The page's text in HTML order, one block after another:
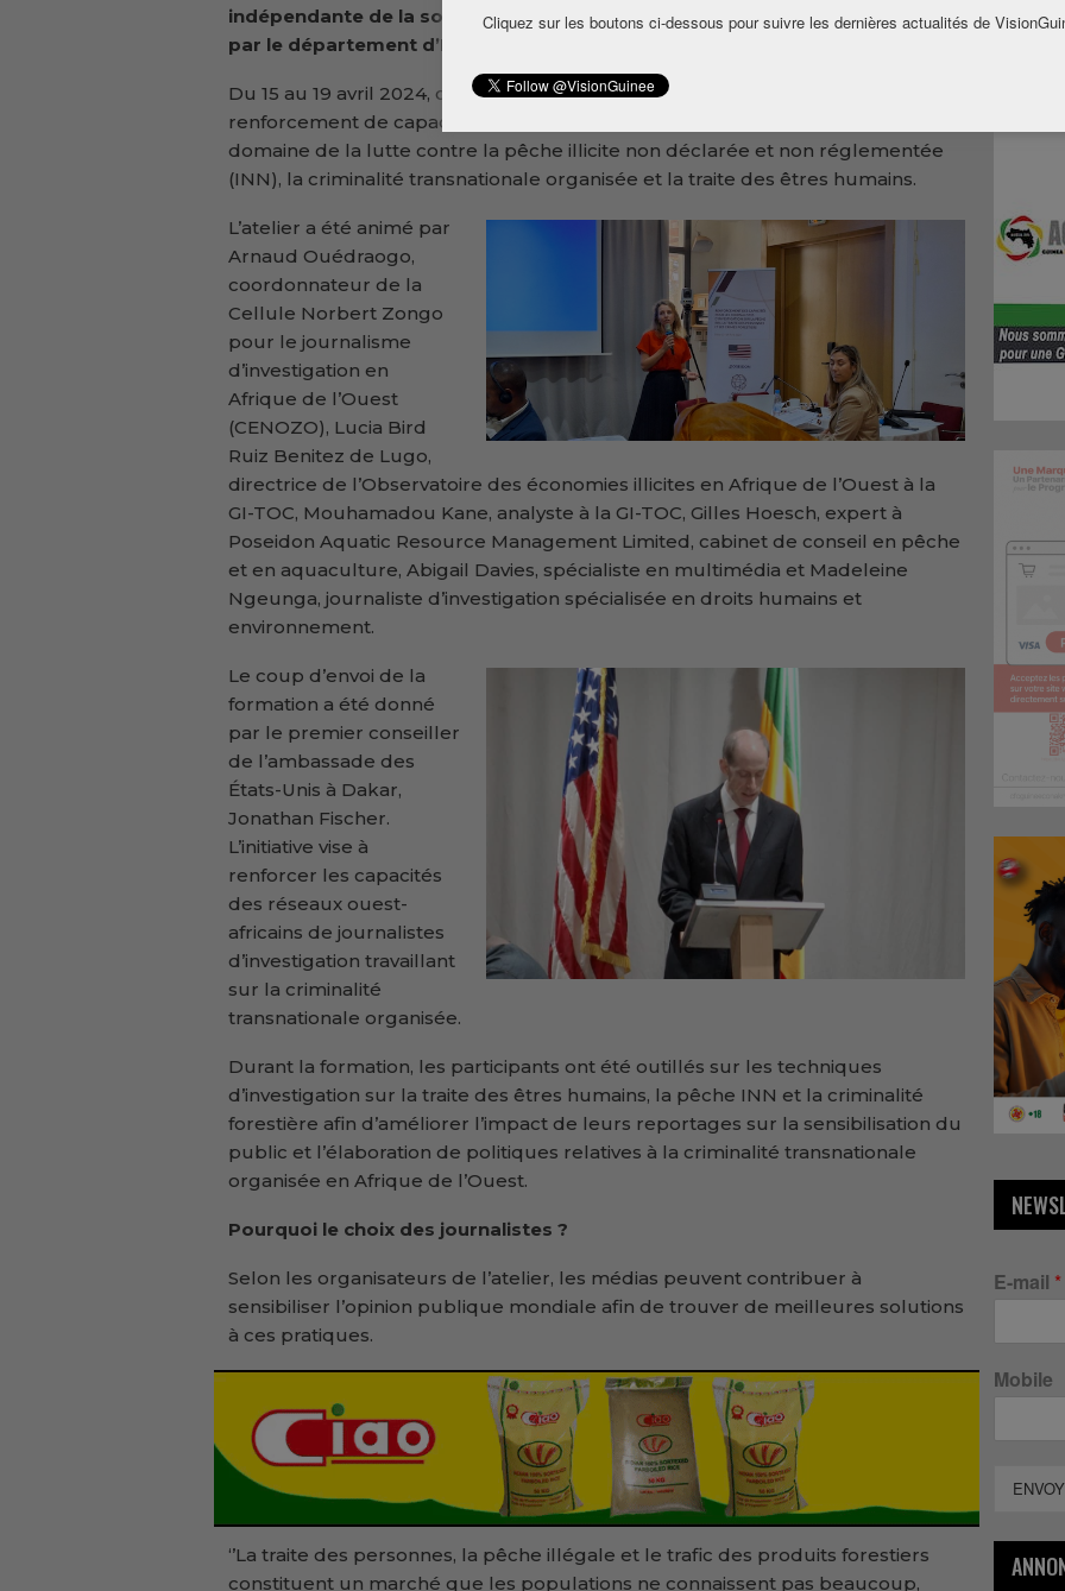
indépendante de la société civile, dans le cadre d’un programme soutenu
par le département d’Etat américain.
Du 15 au 19 avril 2024, ces professionnels de médias ont bénéficié d’un
renforcement de capacités sur les meilleures pratiques à adopter dans le
domaine de la lutte contre la pêche illicite non déclarée et non réglementée
(INN), la criminalité transnationale organisée et la traite des êtres humains.
L’atelier a été animé par
Arnaud Ouédraogo,
coordonnateur de la
Cellule Norbert Zongo
pour le journalisme
d’investigation en
Afrique de l’Ouest
(CENOZO), Lucia Bird
Ruiz Benitez de Lugo,
directrice de l’Observatoire des économies illicites en Afrique de l’Ouest à la
GI-TOC, Mouhamadou Kane, analyste à la GI-TOC, Gilles Hoesch, expert à
Poseidon Aquatic Resource Management Limited, cabinet de conseil en pêche
et en aquaculture, Abigail Davies, spécialiste en multimédia et Madeleine
Ngeunga, journaliste d’investigation spécialisée en droits humains et
environnement.
Le coup d’envoi de la
formation a été donné
par le premier conseiller
de l’ambassade des
États-Unis à Dakar,
Jonathan Fischer.
L’initiative vise à
renforcer les capacités
des réseaux ouest-
africains de journalistes
d’investigation travaillant
sur la criminalité
transnationale organisée.
Durant la formation, les participants ont été outillés sur les techniques
d’investigation sur la traite des êtres humains, la pêche INN et la criminalité
forestière afin d’améliorer l’impact de leurs reportages sur la sensibilisation du
public et l’élaboration de politiques relatives à la criminalité transnationale
organisée en Afrique de l’Ouest.
Pourquoi le choix des journalistes ?
Selon les organisateurs de l’atelier, les médias peuvent contribuer à
sensibiliser l’opinion publique mondiale afin de trouver de meilleures solutions
à ces pratiques.
‘’La traite des personnes, la pêche illégale et le trafic des produits forestiers
constituent un marché que les populations ne connaissent pas beaucoup,
E-mail *
Mobile
Cliquez sur les boutons ci-dessous pour suivre les dernières actualités de